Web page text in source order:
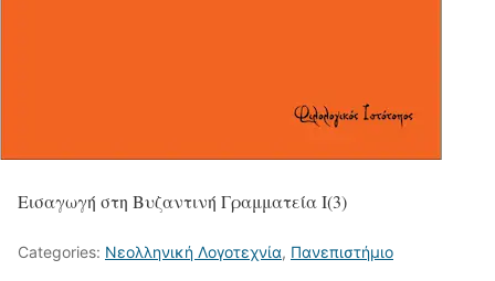
Εισαγωγή στη Βυζαντινή Γραμματεία Ι(3)
Categories: Νεολληνική Λογοτεχνία, Πανεπιστήμιο